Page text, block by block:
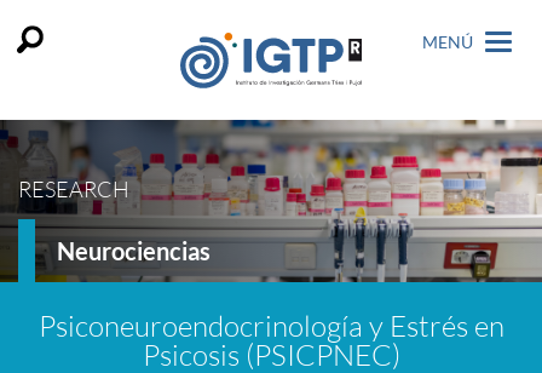
MENÚ
RESEARCH
Neurociencias
Psiconeuroendocrinología y Estrés en
Psicosis (PSICPNEC)